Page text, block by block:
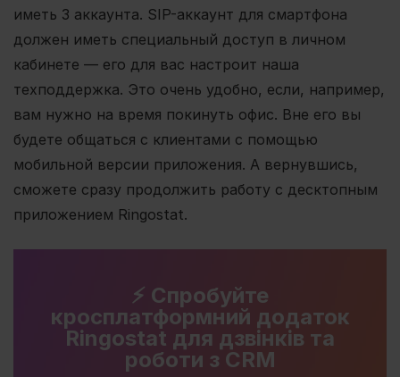
иметь 3 аккаунта. SIP-аккаунт для смартфона
должен иметь специальный доступ в личном
кабинете — его для вас настроит наша
техподдержка. Это очень удобно, если, например,
вам нужно на время покинуть офис. Вне его вы
будете общаться с клиентами с помощью
мобильной версии приложения. А вернувшись,
сможете сразу продолжить работу с десктопным
приложением Ringostat.
⚡️ Спробуйте
кросплатформний додаток
Ringostat для дзвінків та
роботи з CRM